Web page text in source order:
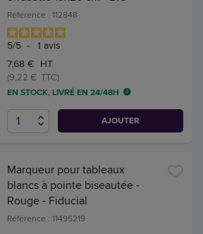
Référence : 112848
5/5 - 1 avis
7,68 € HT
(9,22 € TTC)
EN STOCK, LIVRÉ EN 24/48H
AJOUTER
Marqueur pour tableaux
blancs à pointe biseautée -
Rouge - Fiducial
Référence : 11495219